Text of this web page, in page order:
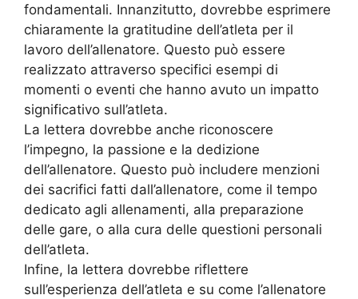
fondamentali. Innanzitutto, dovrebbe esprimere
chiaramente la gratitudine dell’atleta per il
lavoro dell’allenatore. Questo può essere
realizzato attraverso specifici esempi di
momenti o eventi che hanno avuto un impatto
significativo sull’atleta.
La lettera dovrebbe anche riconoscere
l’impegno, la passione e la dedizione
dell’allenatore. Questo può includere menzioni
dei sacrifici fatti dall’allenatore, come il tempo
dedicato agli allenamenti, alla preparazione
delle gare, o alla cura delle questioni personali
dell’atleta.
Infine, la lettera dovrebbe riflettere
sull’esperienza dell’atleta e su come l’allenatore